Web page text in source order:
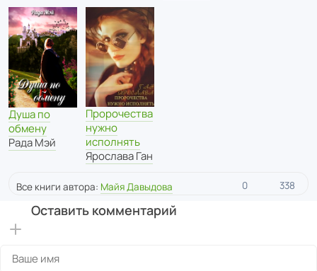
Душа по
обмену
Рада Мэй
Пророчества
нужно
исполнять
Ярослава Ган
Все книги автора: Майя Давыдова 0 338
Оставить комментарий